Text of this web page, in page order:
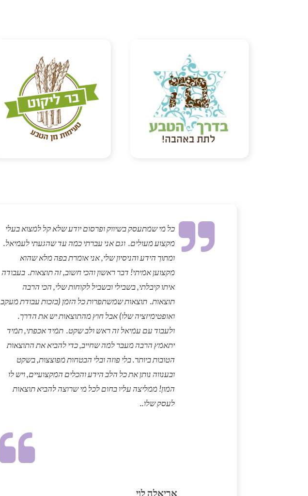
כל מי שמתעסק בשיווק ופרסום יודע שלא קל למצוא בעלי
מקצוע מעולים. וגם אני עברתי כמה עד שהגעתי לעמיאל.
ומתוך הידע והניסיון שלי, אני אומרת בפה מלא שהוא
מקצוען אמיתי! דבר ראשון והכי חשוב, זה תוצאות. בעבודה
איתו קיבלתי, בשבילי ובשביל לקוחות שלי, הכי הרבה
תוצאות. תוצאות שמשתפרות כל הזמן (בזכות עבודת מעקב
ואופטימיזציה שלו) אבל חוץ מהתוצאות יש את הדרך.
ולעבוד עם עמיאל זה ראש ולב שקט. תמיד אכפתי, תמיד
יתאמץ הרבה מעבר למה שחייב, כדי להביא את התוצאות
הטובות ביותר. בלי פוזה ובלי הבטחות מפוצצות, בשקט
ובענווה נותן את כל הלב הידע והכלים המקצועיים, ויש לו
המון! ממליצה עליו בחום לכל מי שרוצה להביא תוצאות
לעסק שלו..
אריאלה לוי